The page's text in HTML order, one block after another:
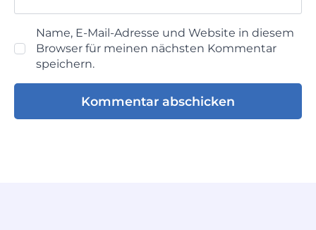
Name, E-Mail-Adresse und Website in diesem
Browser für meinen nächsten Kommentar
speichern.